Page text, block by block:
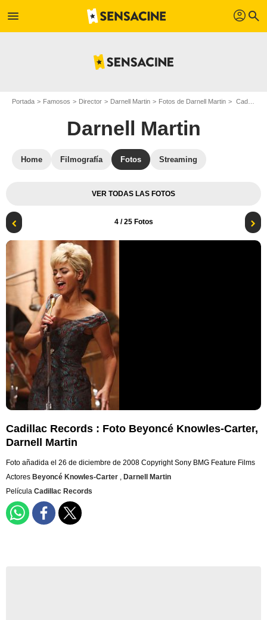
menu profil search
Portada Famosos Director Darnell Martin Fotos de Darnell Martin Cadillac Records : Foto Beyoncé Knowles-Carter, Darnell Martin
Darnell Martin
Home Filmografía Fotos Streaming
VER TODAS LAS FOTOS
4/ 25 Fotos
Cadillac Records : Foto Beyoncé Knowles-Carter,
Darnell Martin
Foto añadida el 26 de diciembre de 2008 Copyright Sony BMG Feature Films
Actores Beyoncé Knowles-Carter , Darnell Martin
Película Cadillac Records